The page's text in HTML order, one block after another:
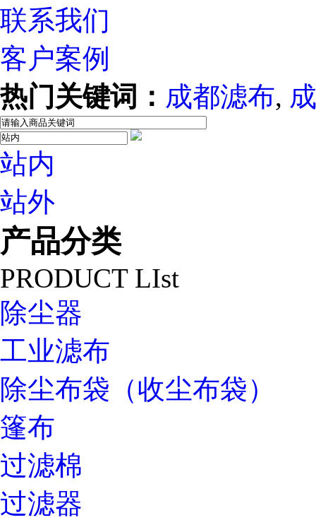
联系我们
客户案例
热门关键词： 成都滤布,
站内
站外
产品分类
PRODUCT LIst
除尘器
工业滤布
除尘布袋（收尘布袋）
篷布
过滤棉
过滤器